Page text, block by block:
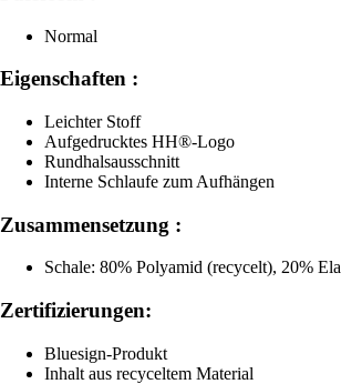
Normal
Eigenschaften :
Leichter Stoff
Aufgedrucktes HH®-Logo
Rundhalsausschnitt
Interne Schlaufe zum Aufhängen
Zusammensetzung :
Schale: 80% Polyamid (recycelt), 20%
Zertifizierungen:
Bluesign-Produkt
Inhalt aus recyceltem Material